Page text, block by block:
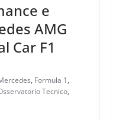
e
AMG
Car F1
, Formula 1,
Tecnico,